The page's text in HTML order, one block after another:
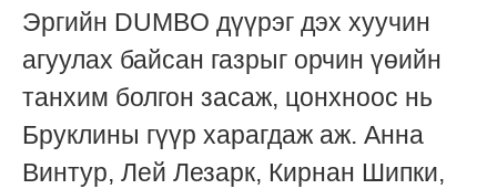
Эргийн DUMBO дүүрэг дэх хуучин
агуулах байсан газрыг орчин үөийн
танхим болгон засаж, цонхноос нь
Бруклины гүүр харагдаж аж. Анна
Винтур, Лей Лезарк, Кирнан Шипки,